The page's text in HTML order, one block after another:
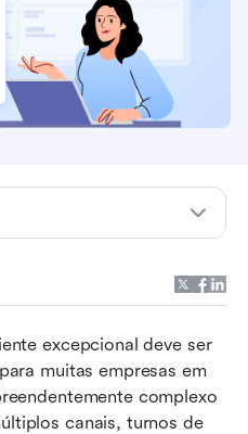
excepcional deve ser
muitas empresas em
complexo
canais, turnos de
2026: O que cada
Freshdesk se adapta a